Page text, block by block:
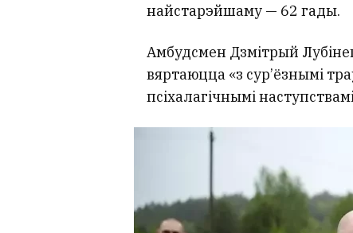
найстарэйшаму — 62 гады.
Амбудсмен Дзмітрый
вяртаюцца «з сур’ёзнымі
псіхалагічнымі